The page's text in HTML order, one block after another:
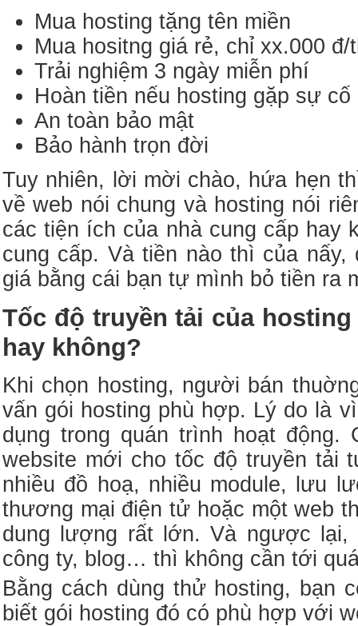
Mua hosting tặng tên miền
Mua hositng giá rẻ, chỉ xx.000 đ/
Trải nghiệm 3 ngày miễn phí
Hoàn tiền nếu hosting gặp sự cố
An toàn bảo mật
Bảo hành trọn đời
Tuy nhiên, lời mời chào, hứa hẹn
về web nói chung và hosting nói
các tiện ích của nhà cung cấp hay
cung cấp. Và tiền nào thì của
giá bằng cái bạn tự mình bỏ tiền ra
Tốc độ truyền tải của
hay không?
Khi chọn hosting, người bán
vấn gói hosting phù hợp. Lý do là
dụng trong quán trình hoạt
website mới cho tốc độ truyền tải
nhiều đồ hoạ, nhiều module, lưu
thương mại điện tử hoặc một web
dung lượng rất lớn. Và ngược lại,
công ty, blog… thì không cần tới
Bằng cách dùng thử hosting, bạn
biết gói hosting đó có phù hợp với